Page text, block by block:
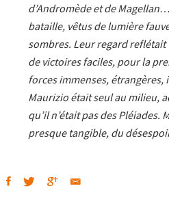
d’Andromède et de
bataille, vêtus de lumière
sombres. Leur regard reflétait
de victoires faciles, pour la
forces immenses, étrangères,
Maurizio était seul au milieu,
qu’il n’était pas des Pléiades.
presque tangible, du